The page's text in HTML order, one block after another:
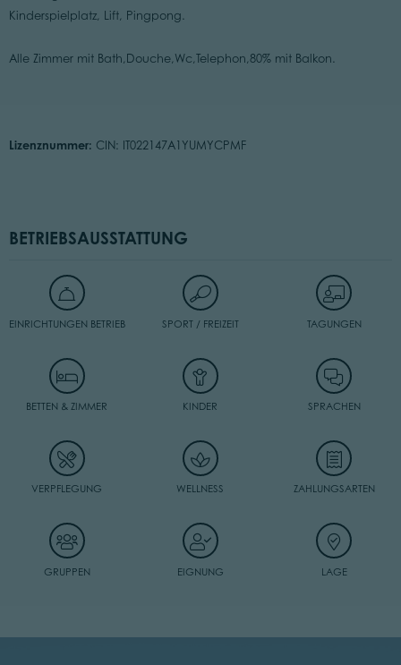
Kinderspielplatz, Lift, Pingpong.
Alle Zimmer mit Bath,Douche,Wc,Telephon,80% mit Balkon.
Lizenznummer: CIN: IT022147A1YUMYCPMF
BETRIEBSAUSSTATTUNG
EINRICHTUNGEN BETRIEB SPORT / FREIZEIT TAGUNGEN
BETTEN & ZIMMER KINDER SPRACHEN
VERPFLEGUNG WELLNESS ZAHLUNGSARTEN
GRUPPEN EIGNUNG LAGE